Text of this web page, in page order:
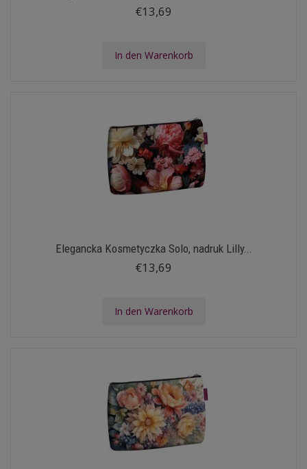
€13,69
In den Warenkorb
Elegancka Kosmetyczka Solo, nadruk Lilly...
€13,69
In den Warenkorb